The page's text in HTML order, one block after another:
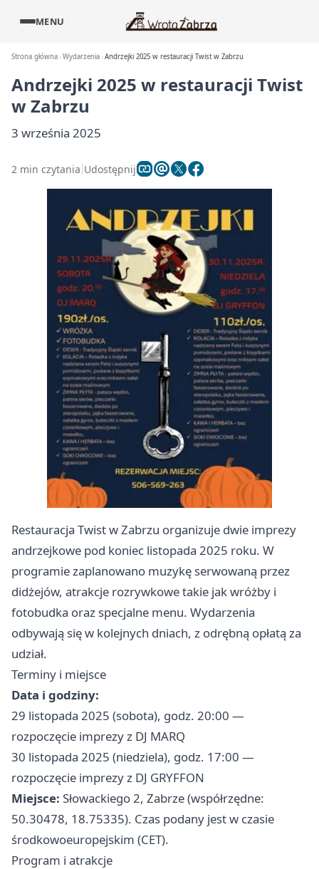
MENU
Strona główna Wydarzenia Andrzejki 2025 w restauracji Twist w Zabrzu
Andrzejki 2025 w restauracji Twist
w Zabrzu
3 września 2025
2 min czytania Udostępnij
Restauracja Twist w Zabrzu organizuje dwie imprezy
andrzejkowe pod koniec listopada 2025 roku. W
programie zaplanowano muzykę serwowaną przez
didżejów, atrakcje rozrywkowe takie jak wróżby i
fotobudka oraz specjalne menu. Wydarzenia
odbywają się w kolejnych dniach, z odrębną opłatą za
udział.
Terminy i miejsce
Data i godziny:
29 listopada 2025 (sobota), godz. 20:00 —
rozpoczęcie imprezy z DJ MARQ
30 listopada 2025 (niedziela), godz. 17:00 —
rozpoczęcie imprezy z DJ GRYFFON
Miejsce: Słowackiego 2, Zabrze (współrzędne:
50.30478, 18.75335). Czas podany jest w czasie
środkowoeuropejskim (CET).
Program i atrakcje